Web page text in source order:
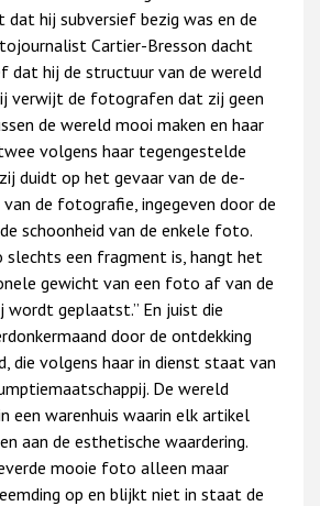
hij subversief bezig was en de
Cartier-Bresson dacht
dat hij de structuur van de wereld
verwijt de fotografen dat zij geen
de wereld mooi maken en haar
volgens haar tegengestelde
duidt op het gevaar van de de-
de fotografie, ingegeven door de
schoonheid van de enkele foto.
een fragment is, hangt het
gewicht van een foto af van de
geplaatst.” En juist die
door de ontdekking
die volgens haar in dienst staat van
De wereld
een warenhuis waarin elk artikel
aan de esthetische waardering.
mooie foto alleen maar
op en blijkt niet in staat de